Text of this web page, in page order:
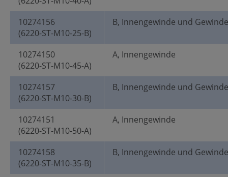
10274156
(6220-ST-M10-25-B)
B, Innengewinde und
10274150
(6220-ST-M10-45-A)
A, Innengewinde
10274157
(6220-ST-M10-30-B)
B, Innengewinde und
10274151
(6220-ST-M10-50-A)
A, Innengewinde
10274158
(6220-ST-M10-35-B)
B, Innengewinde und